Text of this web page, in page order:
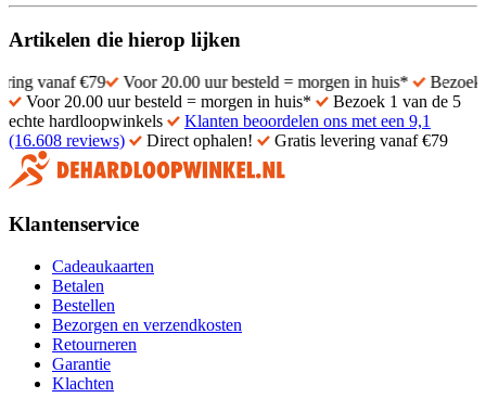
Artikelen die hierop lijken
Voor 20.00 uur besteld = morgen in huis*
Bezoek 1 van de
Voor 20.00 uur besteld = morgen in huis*
Bezoek 1 van de 5
echte hardloopwinkels
Klanten beoordelen ons met een 9,1
(16.608 reviews)
Direct ophalen! Gratis levering vanaf €79
Klantenservice
Cadeaukaarten
Betalen
Bestellen
Bezorgen en verzendkosten
Retourneren
Garantie
Klachten